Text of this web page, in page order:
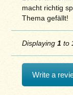
macht richtig
Thema gefällt!
Displaying 1 to
Write a